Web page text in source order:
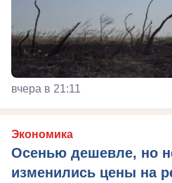
вчера в 21:11
Экономика
Осенью дешевле, но
изменились цены на